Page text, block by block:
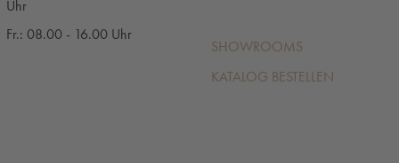
Uhr
Fr.: 08.00 - 16.00 Uhr
SHOWROOMS
KATALOG BESTELLEN